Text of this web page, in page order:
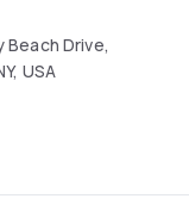
Beach Drive,
USA